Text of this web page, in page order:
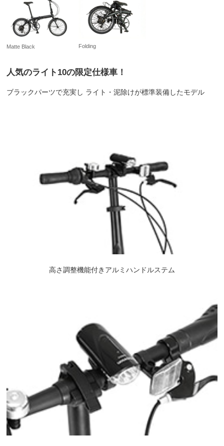
Matte Black Folding
人気のライト10の限定仕様車！
ブラックパーツで充実し ライト・泥除けが標準装備したモデル
高さ調整機能付きアルミハンドルステム